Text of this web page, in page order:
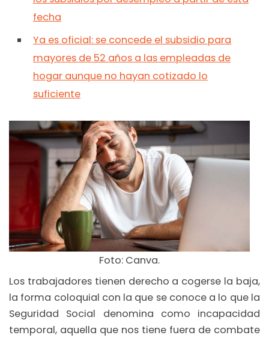
fecha
Ya es oficial: se concede el subsidio para
mayores de 52 años a las empleadas de
hogar aunque no hayan cotizado lo
suficiente
Foto: Canva.
Los trabajadores tienen derecho a cogerse la baja,
la forma coloquial con la que se conoce a lo que la
Seguridad Social denomina como incapacidad
temporal, aquella que nos tiene fuera de combate